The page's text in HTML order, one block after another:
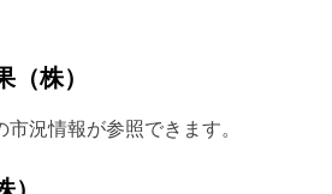
（株）
況情報が参照できます。